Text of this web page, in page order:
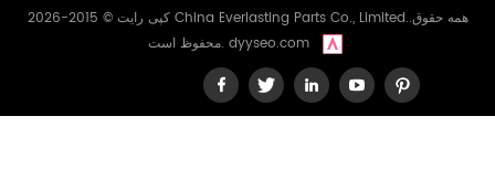
کپی رایت © 2015-2026 China Everlasting Parts Co., Limited..همه حقوق
محفوظ است. dyyseo.com